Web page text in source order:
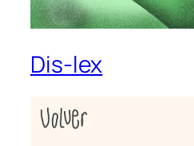
Dis-lex